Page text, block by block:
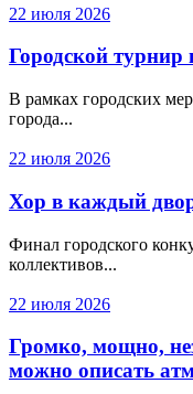
22 июля 2026
Городской турнир
В рамках городских
города...
22 июля 2026
Хор в каждый
Финал городского
коллективов...
22 июля 2026
Громко, мощно,
можно описать